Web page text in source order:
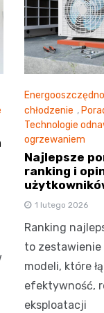
chłodzenie ,
Technologie
ogrzewaniem
Najlepsze
ranking i
1 lutego 2026
Ranking
to
modeli, które
efektywność,
eksploatacji